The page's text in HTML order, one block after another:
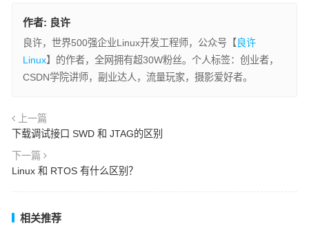
作者: 良许
良许，世界500强企业Linux开发工程师，公众号【 良许
Linux】的作者，全网拥有超30W粉丝。个人标签：创业者，
CSDN学院讲师，副业达人，流量玩家，摄影爱好者。
上一篇
下载调试接口 SWD 和 JTAG的区别
下一篇
Linux 和 RTOS 有什么区别？
相关推荐